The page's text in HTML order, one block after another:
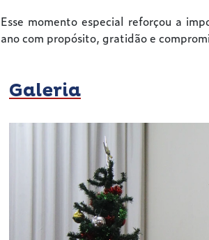
Esse momento especial reforçou a
ano com propósito, gratidão e
Galeria